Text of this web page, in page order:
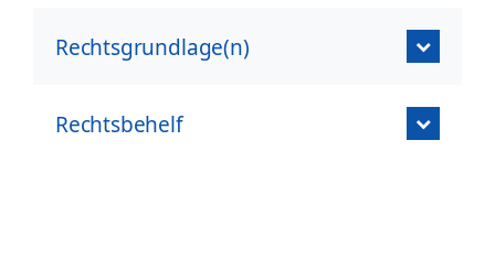
Rechtsgrundlage(n)
Rechtsbehelf